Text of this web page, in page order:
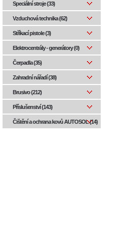
Speciální stroje (33)
Vzduchová technika (62)
Stříkací pistole (3)
Elektrocentrály - generátory (0)
Čerpadla (35)
Zahradní nářadí (38)
Brusivo (212)
Příslušenství (143)
Čištění a ochrana kovů AUTOSOL (14)